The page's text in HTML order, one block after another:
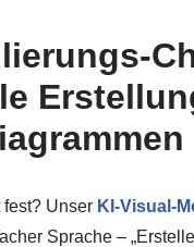
Unser KI-Visual-
Sprache –